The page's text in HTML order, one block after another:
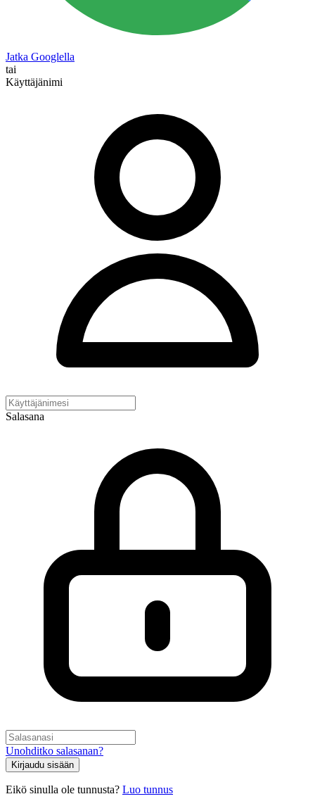
Jatka Googlella
tai
Käyttäjänimi
Salasana
Unohditko salasanan?
Kirjaudu sisään
Eikö sinulla ole tunnusta? Luo tunnus